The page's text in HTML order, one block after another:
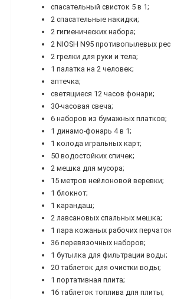
спасательный свисток 5 в 1;
2 спасательные накидки;
2 гигиенических набора;
2 NIOSH N95 противопылевых
2 грелки для руки и тела;
1 палатка на 2 человек;
аптечка;
светящиеся 12 часов фонари;
30-часовая свеча;
6 наборов из бумажных платков;
1 динамо-фонарь 4 в 1;
1 колода игральных карт;
50 водостойких спичек;
2 мешка для мусора;
15 метров нейлоновой веревки;
1 блокнот;
1 карандаш;
2 лавсановых спальных мешка;
1 пара кожаных рабочих
36 перевязочных наборов;
1 бутылка для фильтрации воды;
20 таблеток для очистки воды;
1 портативная плита;
16 таблеток топлива для плиты;